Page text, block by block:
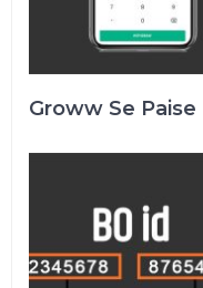
Groww Se Paise